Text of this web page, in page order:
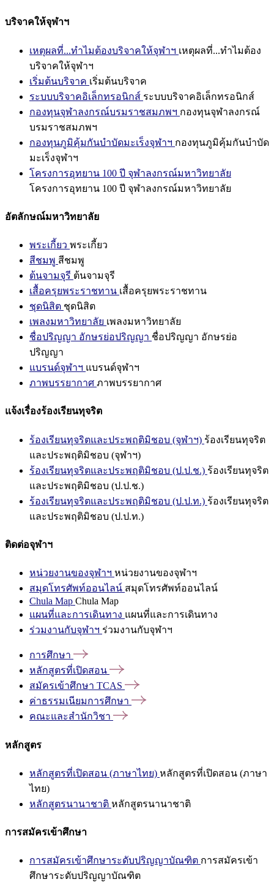
บริจาคให้จุฬาฯ
เหตุผลที่...ทำไมต้องบริจาคให้จุฬาฯ เหตุผลที่...ทำไมต้อง
บริจาคให้จุฬาฯ
เริ่มต้นบริจาค เริ่มต้นบริจาค
ระบบบริจาคอิเล็กทรอนิกส์ ระบบบริจาคอิเล็กทรอนิกส์
กองทุนจุฬาลงกรณ์บรมราชสมภพฯ กองทุนจุฬาลงกรณ์
บรมราชสมภพฯ
กองทุนภูมิคุ้มกันบำบัดมะเร็งจุฬาฯ กองทุนภูมิคุ้มกันบำบัด
มะเร็งจุฬาฯ
โครงการอุทยาน 100 ปี จุฬาลงกรณ์มหาวิทยาลัย
โครงการอุทยาน 100 ปี จุฬาลงกรณ์มหาวิทยาลัย
อัตลักษณ์มหาวิทยาลัย
พระเกี้ยว พระเกี้ยว
สีชมพู สีชมพู
ต้นจามจุรี ต้นจามจุรี
เสื้อครุยพระราชทาน เสื้อครุยพระราชทาน
ชุดนิสิต ชุดนิสิต
เพลงมหาวิทยาลัย เพลงมหาวิทยาลัย
ชื่อปริญญา อักษรย่อปริญญา ชื่อปริญญา อักษรย่อ
ปริญญา
แบรนด์จุฬาฯ แบรนด์จุฬาฯ
ภาพบรรยากาศ ภาพบรรยากาศ
แจ้งเรื่องร้องเรียนทุจริต
ร้องเรียนทุจริตและประพฤติมิชอบ (จุฬาฯ) ร้องเรียนทุจริต
และประพฤติมิชอบ (จุฬาฯ)
ร้องเรียนทุจริตและประพฤติมิชอบ (ป.ป.ช.) ร้องเรียนทุจริต
และประพฤติมิชอบ (ป.ป.ช.)
ร้องเรียนทุจริตและประพฤติมิชอบ (ป.ป.ท.) ร้องเรียนทุจริต
และประพฤติมิชอบ (ป.ป.ท.)
ติดต่อจุฬาฯ
หน่วยงานของจุฬาฯ หน่วยงานของจุฬาฯ
สมุดโทรศัพท์ออนไลน์ สมุดโทรศัพท์ออนไลน์
Chula Map Chula Map
แผนที่และการเดินทาง แผนที่และการเดินทาง
ร่วมงานกับจุฬาฯ ร่วมงานกับจุฬาฯ
การศึกษา
หลักสูตรที่เปิดสอน
สมัครเข้าศึกษา TCAS
ค่าธรรมเนียมการศึกษา
คณะและสำนักวิชา
หลักสูตร
หลักสูตรที่เปิดสอน (ภาษาไทย) หลักสูตรที่เปิดสอน (ภาษา
ไทย)
หลักสูตรนานาชาติ หลักสูตรนานาชาติ
การสมัครเข้าศึกษา
การสมัครเข้าศึกษาระดับปริญญาบัณฑิต การสมัครเข้า
ศึกษาระดับปริญญาบัณฑิต